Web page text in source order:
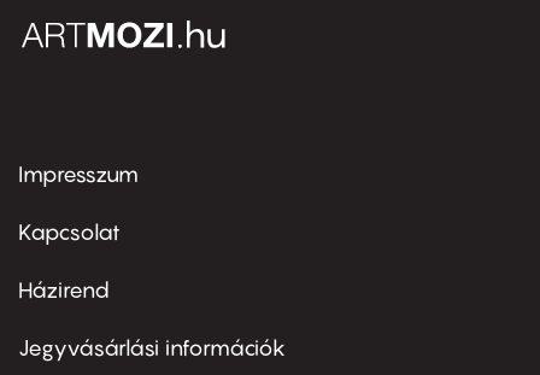
Footer
first
Impresszum
Kapcsolat
Footer
second
Házirend
Jegyvásárlási információk